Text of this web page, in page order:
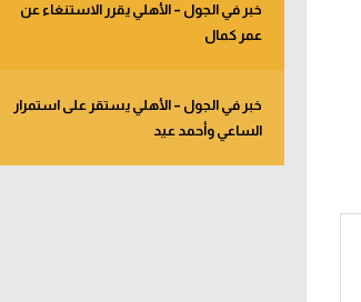
خبر في الجول – الأهلي يقرر الاستنغاء عن
عمر كمال
خبر في الجول – الأهلي يستقر على استمرار
الساعي وأحمد عيد